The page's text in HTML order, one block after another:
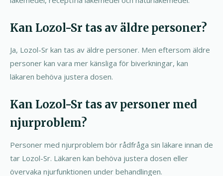
Kan Lozol-Sr tas av äldre personer?
Ja, Lozol-Sr kan tas av äldre personer. Men eftersom äldre
personer kan vara mer känsliga för biverkningar, kan
läkaren behöva justera dosen.
Kan Lozol-Sr tas av personer med
njurproblem?
Personer med njurproblem bör rådfråga sin läkare innan de
tar Lozol-Sr. Läkaren kan behöva justera dosen eller
övervaka njurfunktionen under behandlingen.